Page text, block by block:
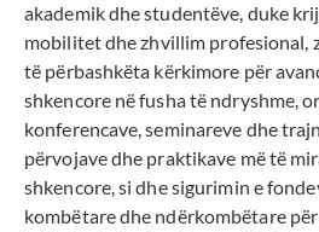
akademik dhe studentëve, duke
mobilitet dhe zhvillim profesional,
të përbashkëta kërkimore për
shkencore në fusha të ndryshme,
konferencave, seminareve dhe
përvojave dhe praktikave më të
shkencore, si dhe sigurimin e
kombëtare dhe ndërkombëtare